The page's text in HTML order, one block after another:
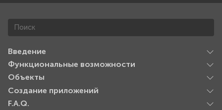
Введение
Функциональные возможности
Объекты
Создание приложений
F.A.Q.